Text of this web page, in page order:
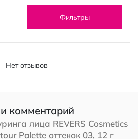
Фильтры
Нет отзывов
комментарий
лица REVERS Cosmetics
Palette оттенок 03, 12 г